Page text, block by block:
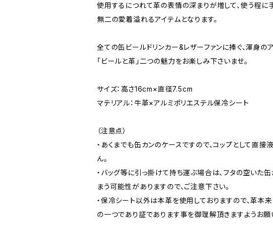
使用するにつれて革の表情の深まりが増して、使う程に
無二の愛着溢れるアイテムとなります。
全ての缶ビールドリンカー&レザーファンに捧ぐ、渾身の
「ビールと革」二つの魅力をお楽しみ下さいませ。
サイズ：高さ16cm×直径7.5cm
マテリアル：牛革×アルミポリエステル保冷シート
（注意点）
・あくまでも缶カンのケースですので、コップとして直
ん。
・バッグ等に引っ掛けて持ち運ぶ場合は、フタの空いた
まう可能性がありますので、ご注意下さい。
・保冷シート以外は本革を使用しておりますので、革
の一つであり証であります事を御理解頂きますようお願